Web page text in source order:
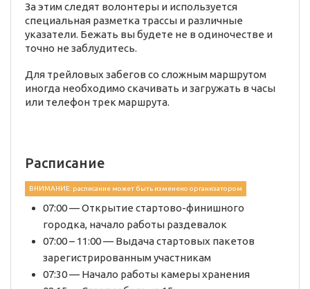
За этим следят волонтеры и используется
специальная разметка трассы и различные
указатели. Бежать вы будете не в одиночестве и
точно не заблудитесь.
Для трейловых забегов со сложным маршрутом
иногда необходимо скачивать и загружать в часы
или телефон трек маршрута.
Расписание
ВНИМАНИЕ: расписание может быть изменено организатором
07:00 — Открытие стартово-финишного
городка, начало работы раздевалок
07:00 – 11:00 — Выдача стартовых пакетов
зарегистрированным участникам
07:30 — Начало работы камеры хранения